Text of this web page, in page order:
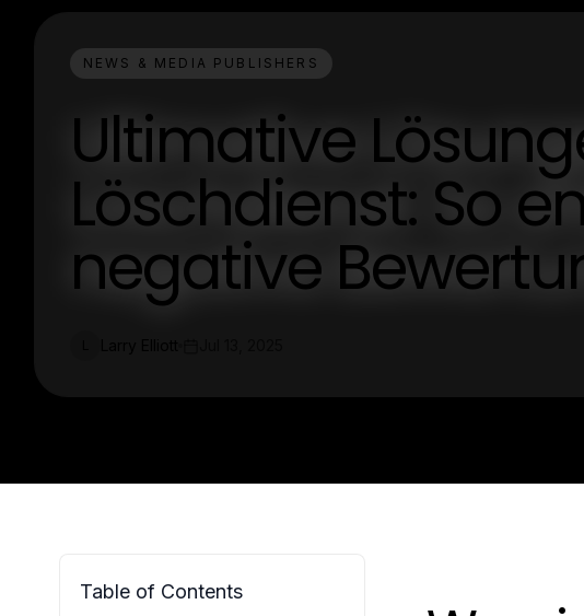
NEWS & MEDIA PUBLISHERS
Ultimative
Löschdienst: So
negative
Table of Contents